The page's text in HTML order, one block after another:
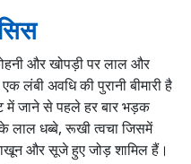
और खोपड़ी पर लाल और
अवधि की पुरानी बीमारी है
में जाने से पहले हर बार भड़क
लाल धब्बे, रूखी त्वचा जिसमें
और सूजे हुए जोड़ शामिल हैं।